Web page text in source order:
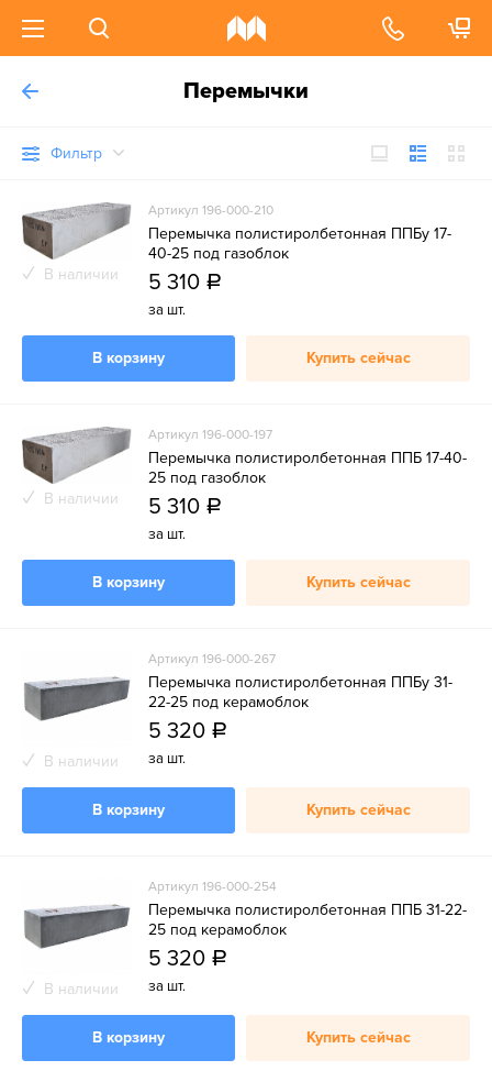
Перемычки
Фильтр
В наличии
Артикул 196-000-210
Перемычка полистиролбетонная ППБу 17-
40-25 под газоблок
5 310 a
за шт.
В корзину Купить сейчас
В наличии
Артикул 196-000-197
Перемычка полистиролбетонная ППБ 17-40-
25 под газоблок
5 310 a
за шт.
В корзину Купить сейчас
В наличии
Артикул 196-000-267
Перемычка полистиролбетонная ППБу 31-
22-25 под керамоблок
5 320 a
за шт.
В корзину Купить сейчас
В наличии
Артикул 196-000-254
Перемычка полистиролбетонная ППБ 31-22-
25 под керамоблок
5 320 a
за шт.
В корзину Купить сейчас